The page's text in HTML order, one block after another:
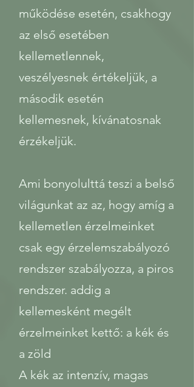
működése esetén, csakhogy
az első esetében
kellemetlennek,
veszélyesnek értékeljük, a
második esetén
kellemesnek, kívánatosnak
érzékeljük.
Ami bonyolulttá teszi a belső
világunkat az az, hogy amíg a
kellemetlen érzelmeinket
csak egy érzelemszabályozó
rendszer szabályozza, a piros
rendszer. addig a
kellemesként megélt
érzelmeinket kettő: a kék és
a zöld
A kék az intenzív, magas